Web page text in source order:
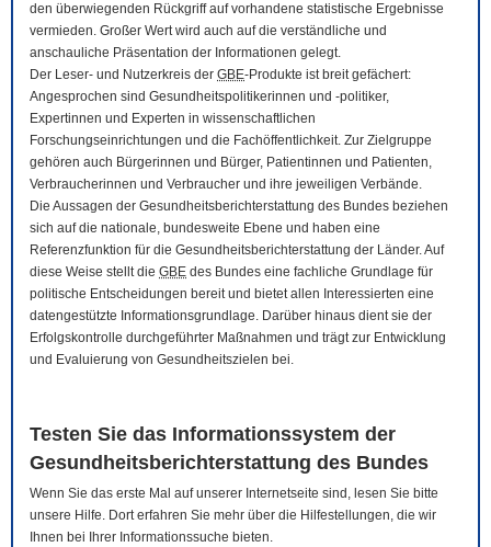
den überwiegenden Rückgriff auf vorhandene statistische Ergebnisse
vermieden. Großer Wert wird auch auf die verständliche und
anschauliche Präsentation der Informationen gelegt.
Der Leser- und Nutzerkreis der GBE-Produkte ist breit gefächert:
Angesprochen sind Gesundheitspolitikerinnen und -politiker,
Expertinnen und Experten in wissenschaftlichen
Forschungseinrichtungen und die Fachöffentlichkeit. Zur Zielgruppe
gehören auch Bürgerinnen und Bürger, Patientinnen und Patienten,
Verbraucherinnen und Verbraucher und ihre jeweiligen Verbände.
Die Aussagen der Gesundheitsberichterstattung des Bundes beziehen
sich auf die nationale, bundesweite Ebene und haben eine
Referenzfunktion für die Gesundheitsberichterstattung der Länder. Auf
diese Weise stellt die GBE des Bundes eine fachliche Grundlage für
politische Entscheidungen bereit und bietet allen Interessierten eine
datengestützte Informationsgrundlage. Darüber hinaus dient sie der
Erfolgskontrolle durchgeführter Maßnahmen und trägt zur Entwicklung
und Evaluierung von Gesundheitszielen bei.
Testen Sie das Informationssystem der
Gesundheitsberichterstattung des Bundes
Wenn Sie das erste Mal auf unserer Internetseite sind, lesen Sie bitte
unsere Hilfe. Dort erfahren Sie mehr über die Hilfestellungen, die wir
Ihnen bei Ihrer Informationssuche bieten.